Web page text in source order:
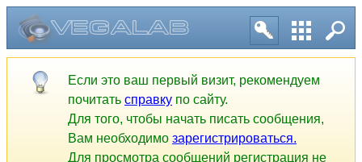
Если это ваш первый визит, рекомендуем
почитать справку по сайту.
Для того, чтобы начать писать сообщения,
Вам необходимо зарегистрироваться.
Для просмотра сообщений регистрация не